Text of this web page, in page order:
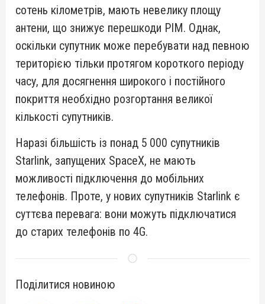
сотень кілометрів, мають невелику площу
антени, що знижує перешкоди PIM. Однак,
оскільки супутник може перебувати над певною
територією тільки протягом короткого періоду
часу, для досягнення широкого і постійного
покриття необхідно розгортання великої
кількості супутників.
Наразі більшість із понад 5 000 супутників
Starlink, запущених SpaceX, не мають
можливості підключення до мобільних
телефонів. Проте, у нових супутників Starlink є
суттєва перевага: вони можуть підключатися
до старих телефонів по 4G.
Поділитися новиною